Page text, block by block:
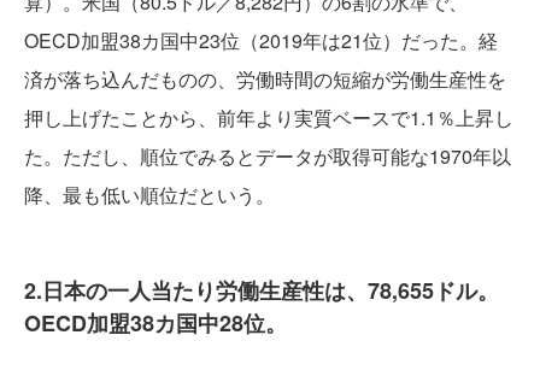
OECD加盟38カ国中23位（2019年は21位）だった。経
済が落ち込んだものの、労働時間の短縮が労働生産性を
押し上げたことから、前年より実質ベースで1.1％上昇し
た。ただし、順位でみるとデータが取得可能な1970年以
降、最も低い順位だという。
2.日本の一人当たり労働生産性は、78,655ドル。
OECD加盟38カ国中28位。